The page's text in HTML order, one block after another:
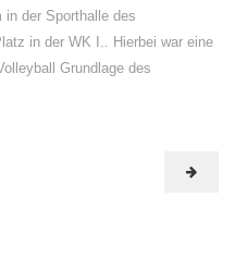
in der Sporthalle des
in der WK I.. Hierbei war eine
Grundlage des